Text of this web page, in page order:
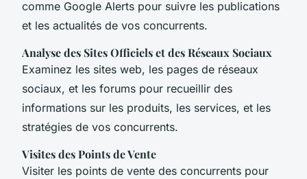
comme Google Alerts pour suivre les publications
et les actualités de vos concurrents.
Analyse des Sites Officiels et des Réseaux Sociaux
Examinez les sites web, les pages de réseaux
sociaux, et les forums pour recueillir des
informations sur les produits, les services, et les
stratégies de vos concurrents.
Visites des Points de Vente
Visiter les points de vente des concurrents pour